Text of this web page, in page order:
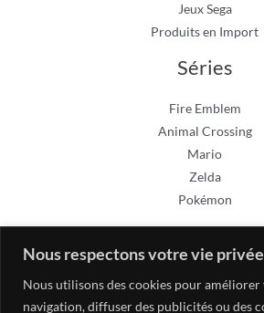
Nous respectons votre vie
Nous utilisons des cookies pour
navigation, diffuser des publicités ou des
Jeux Sega
Produits en Import
Séries
Fire Emblem
Animal Crossing
Mario
Zelda
Pokémon